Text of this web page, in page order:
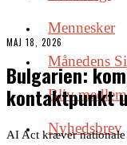
Mennesker
Månedens
Bliv medlem
Nyhedsbrev
MAJ 18, 2026
Bulgarien:
kontaktpunkt
AI Act kræver